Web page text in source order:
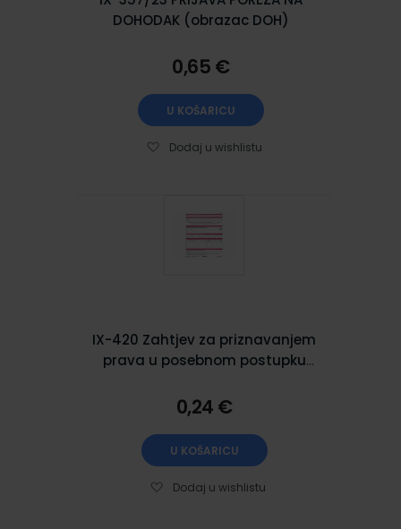
DOHODAK (obrazac DOH)
0,65 €
U KOŠARICU
Dodaj u wishlistu
IX-420 Zahtjev za priznavanjem
prava u posebnom postupku
21x29,7 cm
0,24 €
U KOŠARICU
Dodaj u wishlistu